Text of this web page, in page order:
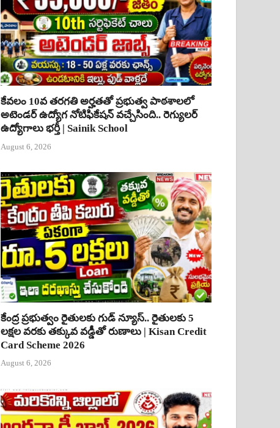
కేవలం 10వ తరగతి అర్హతతో ప్రభుత్వ పాఠశాలలో
అటెండర్ ఉద్యోగ నోటిఫికేషన్ వచ్చేసింది.. రెగ్యులర్
ఉద్యోగాలు భర్తీ | Sainik School
August 6, 2026
కేంద్ర ప్రభుత్వం రైతులకు గుడ్ న్యూస్.. రైతులకు 5
లక్షల వరకు తక్కువ వడ్డీతో రుణాలు | Kisan Credit
Card Scheme 2026
August 6, 2026